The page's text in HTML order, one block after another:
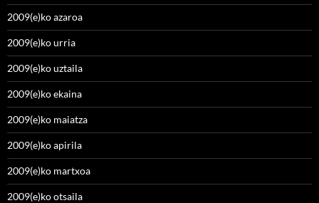
2009(e)ko azaroa
2009(e)ko urria
2009(e)ko uztaila
2009(e)ko ekaina
2009(e)ko maiatza
2009(e)ko apirila
2009(e)ko martxoa
2009(e)ko otsaila